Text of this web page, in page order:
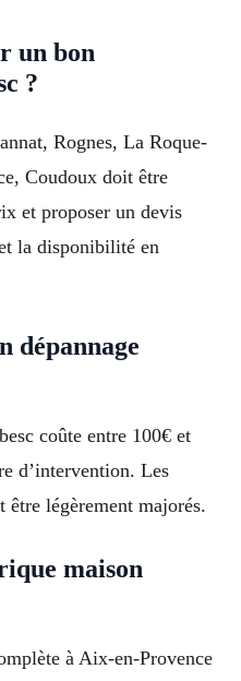
un bon
?
Rognes, La Roque-
Coudoux doit être
et proposer un devis
la disponibilité en
dépannage
coûte entre 100€ et
d’intervention. Les
être légèrement majorés.
maison
à Aix-en-Provence